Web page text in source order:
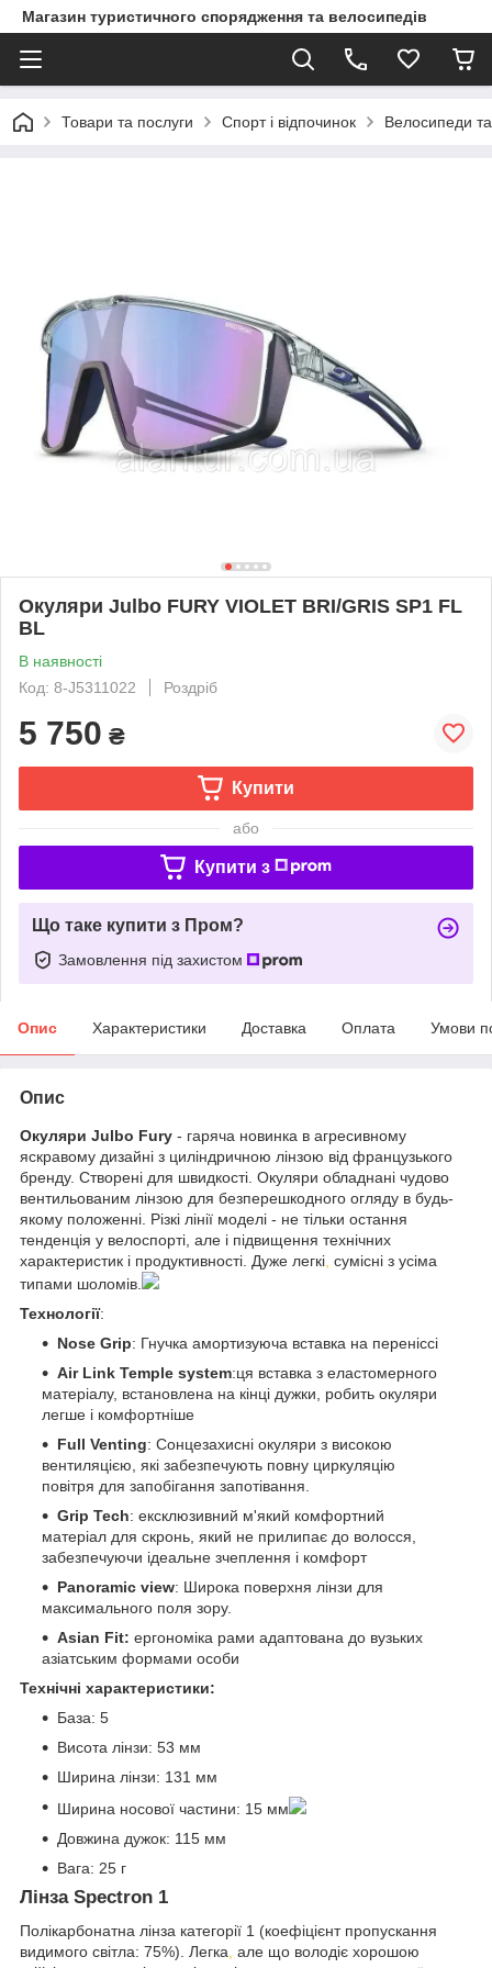
Магазин туристичного спорядження та велосипедів
Товари та послуги Спорт і відпочинок Велосипеди
Окуляри Julbo FURY VIOLET BRI/GRIS SP1 FL
BL
В наявності
Код: 8-J5311022
Роздріб
5 750 ₴
Купити
або
Купити з
Що таке купити з Пром?
Замовлення під захистом
Опис Характеристики Доставка Оплата Умови
Опис
Окуляри Julbo Fury - гаряча новинка в агресивному
яскравому дизайні з циліндричною лінзою від французького
бренду. Створені для швидкості. Окуляри обладнані чудово
вентильованим лінзою для безперешкодного огляду в будь-
якому положенні. Різкі лінії моделі - не тільки остання
тенденція у велоспорті, але і підвищення технічних
характеристик і продуктивності. Дуже легкі сумісні з усіма
типами шоломів.
Технології:
Nose Grip: Гнучка амортизуюча вставка на переніссі
Air Link Temple system:ця вставка з еластомерного
матеріалу, встановлена на кінці дужки, робить окуляри
легше і комфортніше
Full Venting: Сонцезахисні окуляри з високою
вентиляцією, які забезпечують повну циркуляцію
повітря для запобігання запотівання.
Grip Tech: ексклюзивний м'який комфортний
матеріал для скронь, який не прилипає до волосся,
забезпечуючи ідеальне зчеплення і комфорт
Panoramic view: Широка поверхня лінзи для
максимального поля зору.
Asian Fit: ергономіка рами адаптована до вузьких
азіатським формами особи
Технічні характеристики:
База: 5
Висота лінзи: 53 мм
Ширина лінзи: 131 мм
Ширина носової частини: 15 мм
Довжина дужок: 115 мм
Вага: 25 г
Лінза Spectron 1
Полікарбонатна лінза категорії 1 (коефіцієнт пропускання
видимого світла: 75%). Легка але що володіє хорошою